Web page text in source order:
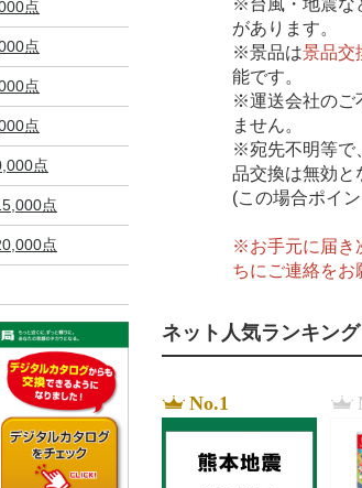
点
点
点
点
点
点
点
※台風・地震な
があります。
※景品は景品交
能です。
※運送会社のご
ません。
※宛先不明等で
品交換は無効と
(この場合ポイ
※お手元に届き
ちにご連絡をお
ネット人気ランキング
No.1